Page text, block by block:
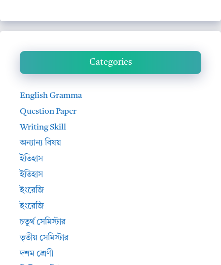
Categories
English Gramma
Question Paper
Writing Skill
অন্যান্য বিষয়
ইতিহাস
ইতিহাস
ইংরেজি
ইংরেজি
চতুর্থ সেমিস্টার
তৃতীয় সেমিস্টার
দশম শ্রেণী